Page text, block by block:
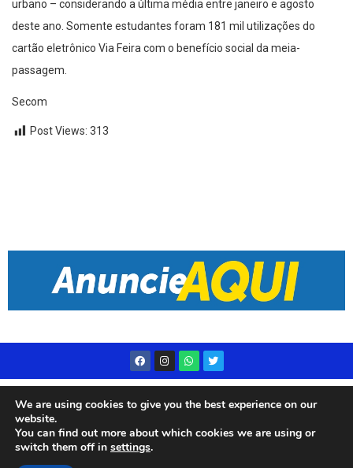
urbano – considerando a última média entre janeiro e agosto
deste ano. Somente estudantes foram 181 mil utilizações do
cartão eletrônico Via Feira com o benefício social da meia-
passagem.
Secom
Post Views: 313
© 2023 Rádio Subae – Todos os direitos reservados
We are using cookies to give you the best experience on our
website.
You can find out more about which cookies we are using or
switch them off in settings.